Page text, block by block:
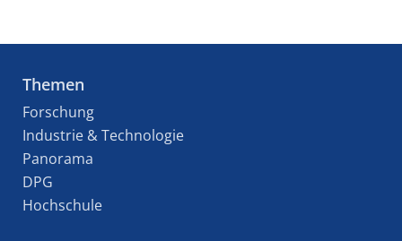
Themen
Forschung
Industrie & Technologie
Panorama
DPG
Hochschule